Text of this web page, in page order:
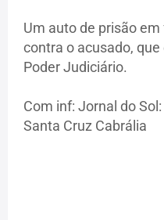
Um auto de prisão
contra o acusado,
Poder Judiciário.
Com inf: Jornal do
Santa Cruz Cabrália